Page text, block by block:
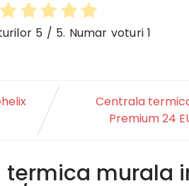
5 / 5. Numar voturi1
Centrala
Premium 24
termica murala